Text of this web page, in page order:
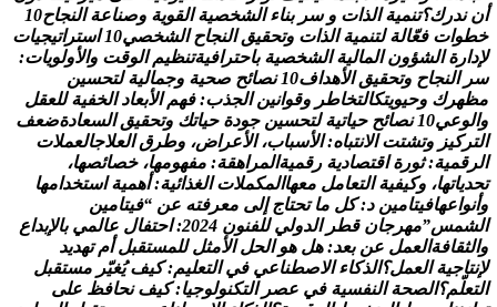
درك؟تنمية الذات و سر بناء لشخصية القوية وصن اعة النجاح 10
وات فعال ة لتنمية الذات وتحق يق النجاح الشخصي 10 استراتيجيات
ة الشؤون المالية الشخصية باحترافيةتنظيم الوقت والو لويات:
النج اح وتحق يق الهداف 10 نصائ ح صحي ة وجم الية لتحسين
رك وحيو يتكالتخاطر وقو نين الجذب: فهم البعاد الخفية للعقل
عي 10 نصائ ح حياتي ة لتحسين جودة حياتك وتحق يق السعادةضعف
كيز وتش ت النتباه: السباب، العراض، وطر ق العلجالعملت
مية: ثورة اقت صادية رقمي ةالمراهقة: مفهومها، خصا ئصها،
اتها، وكيف ية التعامل معها المكملت الغذائية: أهمية استخدامها
عهافيتامين د: كل ما تحتاج إلى معر فته عن “فيت مين
مس”مهرجان قطر الدو لي للفنون 2024
: احتفال عالم ي بالبد اع
افةالعمل عن عد: هل هو ال حل المثل للمستقبل أم تهديد
جية العمل؟الذكاء الصطناعي في ا لتعليم: كيف يغير مس قبل
م؟الصحة النفسية في عصر التك ولوجيا: كيف نحافظ على